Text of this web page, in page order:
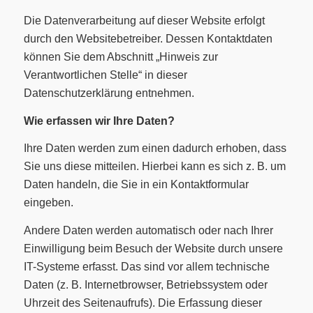
Die Datenverarbeitung auf dieser Website erfolgt
durch den Websitebetreiber. Dessen Kontaktdaten
können Sie dem Abschnitt „Hinweis zur
Verantwortlichen Stelle“ in dieser
Datenschutzerklärung entnehmen.
Wie erfassen wir Ihre Daten?
Ihre Daten werden zum einen dadurch erhoben, dass
Sie uns diese mitteilen. Hierbei kann es sich z. B. um
Daten handeln, die Sie in ein Kontaktformular
eingeben.
Andere Daten werden automatisch oder nach Ihrer
Einwilligung beim Besuch der Website durch unsere
IT-Systeme erfasst. Das sind vor allem technische
Daten (z. B. Internetbrowser, Betriebssystem oder
Uhrzeit des Seitenaufrufs). Die Erfassung dieser